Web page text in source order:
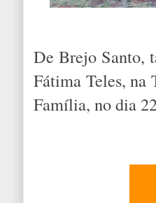
De Brejo Santo,
Fátima Teles, na
Família, no dia